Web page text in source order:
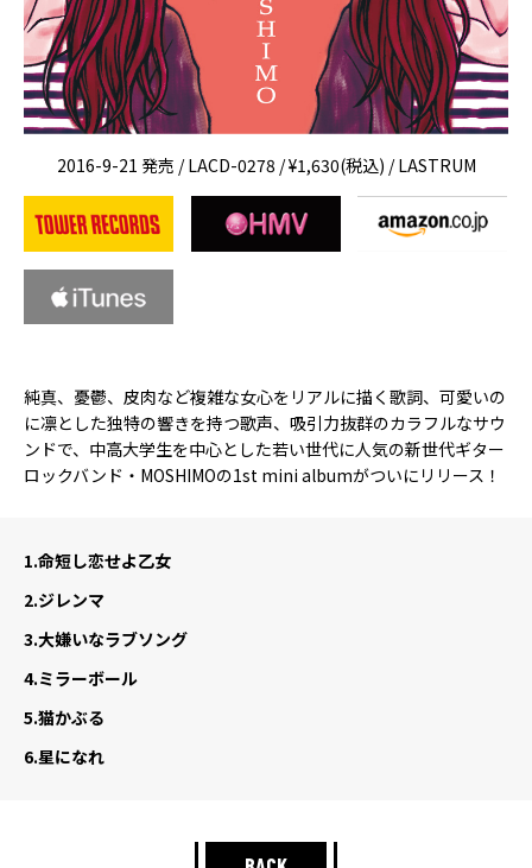
2016-9-21 発売 / LACD-0278 / ¥1,630(税込) / LASTRUM
純真、憂鬱、皮肉など複雑な女心をリアルに描く歌詞、可愛いの
に凛とした独特の響きを持つ歌声、吸引力抜群のカラフルなサウ
ンドで、中高大学生を中心とした若い世代に人気の新世代ギター
ロックバンド・MOSHIMOの1st mini albumがついにリリース！
1.命短し恋せよ乙女
2.ジレンマ
3.大嫌いなラブソング
4.ミラーボール
5.猫かぶる
6.星になれ